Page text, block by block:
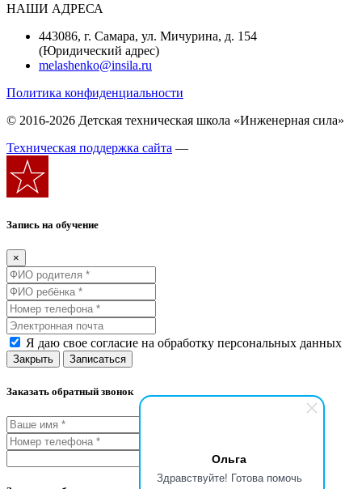
Ольга
Здравствуйте! Готова помочь
НАШИ АДРЕСА
443086, г. Самара, ул. Мичурина, д. 154
(Юридический адрес)
melashenko@insila.ru
Политика конфиденциальности
© 2016-2026 Детская техническая школа «Инженерная сила»
Техническая поддержка сайта —
Запись на обучение
×
Я даю свое согласие на обработку персональных данных
Закрыть Записаться
Заказать обратный звонок